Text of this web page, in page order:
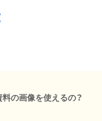
の画像を使えるの？